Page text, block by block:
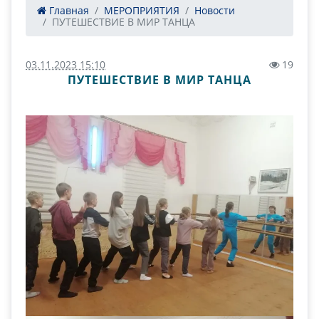
Главная МЕРОПРИЯТИЯ
Новости
ПУТЕШЕСТВИЕ В МИР ТАНЦА
03.11.2023 15:10 19
ПУТЕШЕСТВИЕ В МИР ТАНЦА